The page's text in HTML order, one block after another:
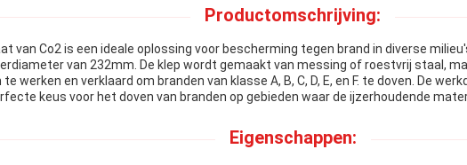
Productomschrijving:
van Co2 is een ideale oplossing voor bescherming tegen brand in diverse
van 232mm. De klep wordt gemaakt van messing of roestvrij staal,
werken en verklaard om branden van klasse A, B, C, D, E, en F. te doven. De
keus voor het doven van branden op gebieden waar de ijzerhoudende
Eigenschappen: